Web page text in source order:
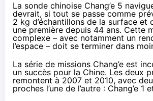
La sonde chinoise Chang’e 5
devrait, si tout se passe comme
2 kg d’échantillons de la surface et
une première depuis 44 ans. Cette
complexe – avec notamment un
l’espace – doit se terminer dans
La série de missions Chang’e est
un succès pour la Chine. Les deux
remontent à 2007 et 2010, avec
proches l’une de l’autre : Chang’e 1